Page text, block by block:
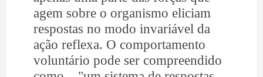
agem sobre o organismo eliciam
respostas no modo invariável da
ação reflexa. O comportamento
voluntário pode ser compreendido